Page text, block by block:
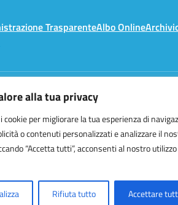
alla tua privacy
cookie per migliorare la tua esperienza di
o contenuti personalizzati e analizzare il
“Accetta tutti”, acconsenti al nostro utilizzo
Rifiuta tutto Accettare
TrasparenteAlbo Online